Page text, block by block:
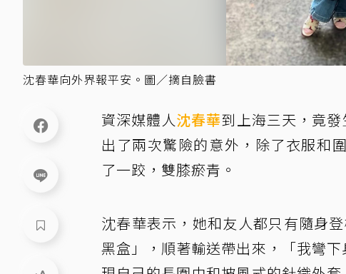
沈春華向外界報平安。圖／摘自臉書
資深媒體人沈春華到上海三天，竟
出了兩次驚險的意外，除了衣服和
了一跤，雙膝瘀青。
沈春華表示，她和友人都只有隨身
黑盒」，順著輸送帶出來，「我彎